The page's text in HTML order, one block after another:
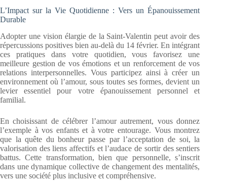
L’Impact sur la Vie Quotidienne : Vers un Épanouissement
Durable
Adopter une vision élargie de la Saint-Valentin peut avoir des
répercussions positives bien au-delà du 14 février. En intégrant
ces pratiques dans votre quotidien, vous favorisez une
meilleure gestion de vos émotions et un renforcement de vos
relations interpersonnelles. Vous participez ainsi à créer un
environnement où l’amour, sous toutes ses formes, devient un
levier essentiel pour votre épanouissement personnel et
familial.
En choisissant de célébrer l’amour autrement, vous donnez
l’exemple à vos enfants et à votre entourage. Vous montrez
que la quête du bonheur passe par l’acceptation de soi, la
valorisation des liens affectifs et l’audace de sortir des sentiers
battus. Cette transformation, bien que personnelle, s’inscrit
dans une dynamique collective de changement des mentalités,
vers une société plus inclusive et compréhensive.